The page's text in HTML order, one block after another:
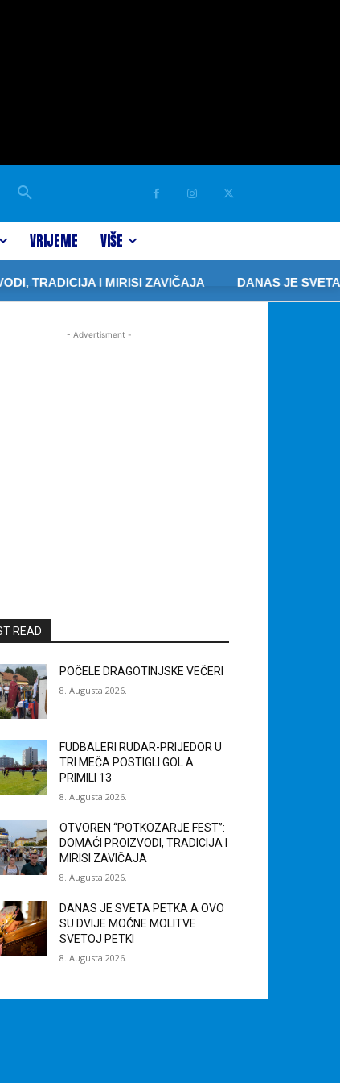
VRIJEME VIŠE
TRADICIJA I MIRISI ZAVIČAJA
DANAS JE SVETA
- Advertisment -
READ
POČELE DRAGOTINJSKE VEČERI
8. Augusta 2026.
FUDBALERI RUDAR-PRIJEDOR U
TRI MEČA POSTIGLI GOL A
PRIMILI 13
8. Augusta 2026.
OTVOREN “POTKOZARJE FEST”:
DOMAĆI PROIZVODI, TRADICIJA I
MIRISI ZAVIČAJA
8. Augusta 2026.
DANAS JE SVETA PETKA A OVO
SU DVIJE MOĆNE MOLITVE
SVETOJ PETKI
8. Augusta 2026.